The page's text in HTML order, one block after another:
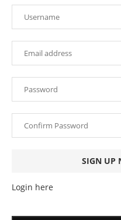
Login here